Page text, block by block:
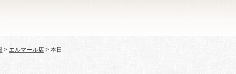
> エルマール店 > 本日